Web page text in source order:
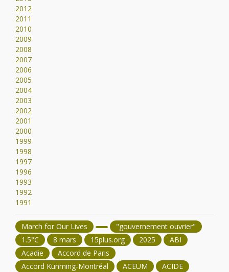
2012
2011
2010
2009
2008
2007
2006
2005
2004
2003
2002
2001
2000
1999
1998
1997
1996
1993
1992
1991
March for Our Lives
"gouvernement ouvrier"
1.5°C
8 mars 15plus.org 2025
ABI
Acadie
Accord de Paris
Accord Kunming-Montréal
ACEUM
ACIDE